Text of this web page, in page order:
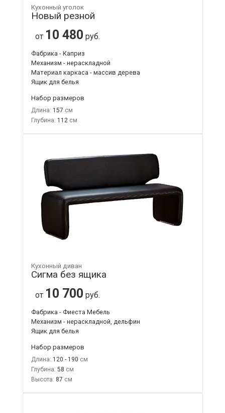
Кухонный уголок
Новый резной
от 10 480 руб.
Фабрика - Каприз
Механизм - нераскладной
Материал каркаса - массив дерева
Ящик для белья
Набор размеров
Длина: 157
Глубина: 112
Кухонный диван
Сигма без ящика
от 10 700 руб.
Фабрика - Фиеста Мебель
Механизм - нераскладной, дельфин
Ящик для белья
Набор размеров
Длина: 120 - 190
Глубина: 58
Высота: 87